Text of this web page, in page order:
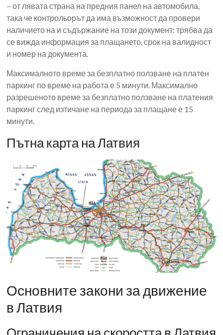
– от лявата страна на предния панел на автомобила,
така че контрольорът да има възможност да провери
наличието на и съдържание на този документ: трябва да
се вижда информация за плащането, срок на валидност
и номер на документа.
Максималното време за безплатно ползване на платен
паркинг по време на работа е 5 минути. Максимално
разрешеното време за безплатно ползване на платения
паркинг след изтичане на периода за плащане е 15
минути.
Пътна карта на Латвия
Основните закони за движение
в Латвия